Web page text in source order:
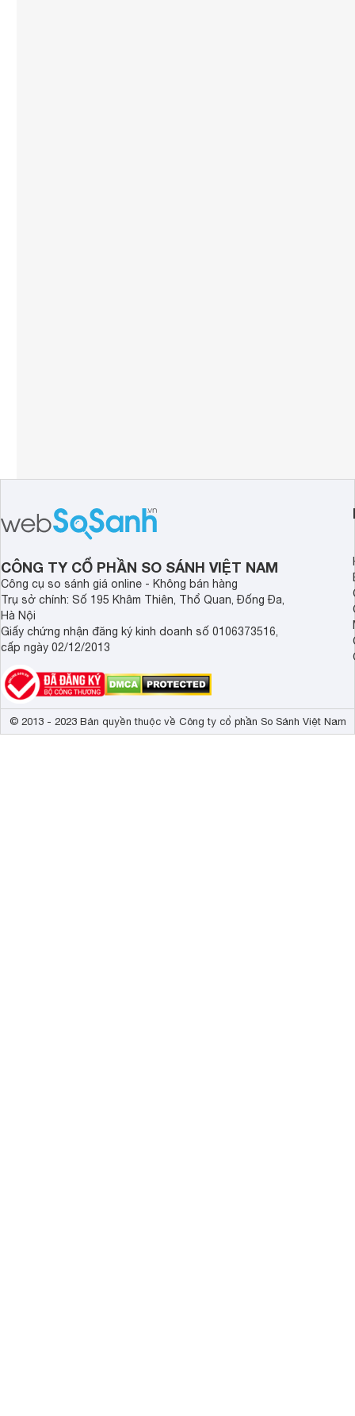
CÔNG TY CỔ PHẦN SO SÁNH VIỆT NAM
Công cụ so sánh giá online - Không bán hàng
Trụ sở chính: Số 195 Khâm Thiên, Thổ Quan, Đống Đa,
Hà Nội
Giấy chứng nhận đăng ký kinh doanh số 0106373516,
cấp ngày 02/12/2013
© 2013 - 2023 Bản quyền thuộc về Công ty cổ phần So Sánh Việt Nam